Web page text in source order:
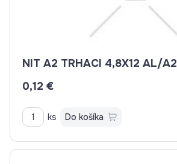
NIT A2 TRHACI 4,8X12 AL/A2
0,12 €
ks Do košíka